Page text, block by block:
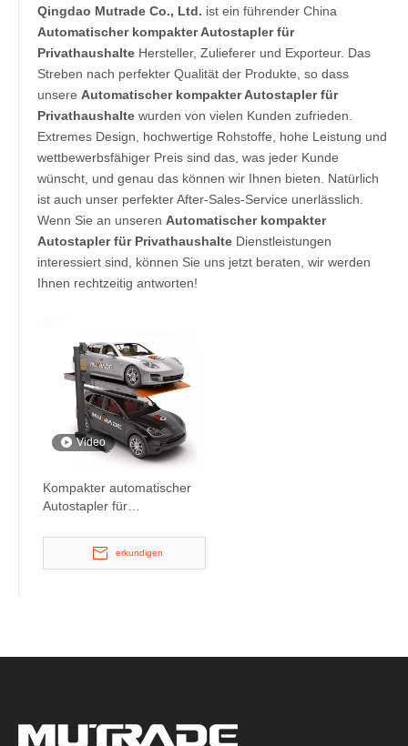
Qingdao Mutrade Co., Ltd. ist ein führender China
Automatischer kompakter Autostapler für
Privathaushalte Hersteller, Zulieferer und Exporteur. Das
Streben nach perfekter Qualität der Produkte, so dass
unsere Automatischer kompakter Autostapler für
Privathaushalte wurden von vielen Kunden zufrieden.
Extremes Design, hochwertige Rohstoffe, hohe Leistung und
wettbewerbsfähiger Preis sind das, was jeder Kunde
wünscht, und genau das können wir Ihnen bieten. Natürlich
ist auch unser perfekter After-Sales-Service unerlässlich.
Wenn Sie an unseren Automatischer kompakter
Autostapler für Privathaushalte Dienstleistungen
interessiert sind, können Sie uns jetzt beraten, wir werden
Ihnen rechtzeitig antworten!
Video
Kompakter automatischer
Autostapler für
erkundigen